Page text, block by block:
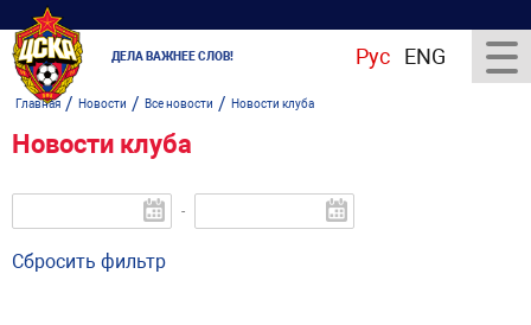
ДЕЛА ВАЖНЕЕ СЛОВ! Рус ENG
Главная/ Новости / Все новости / Новости клуба
Новости клуба
-
Сбросить фильтр